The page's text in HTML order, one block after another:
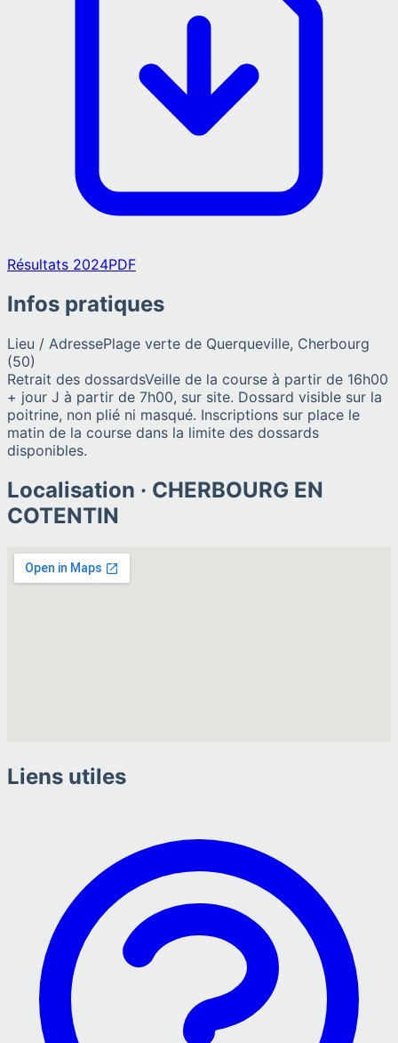
Résultats 2024PDF
Infos pratiques
Lieu / AdressePlage verte de Querqueville, Cherbourg
(50)
Retrait des dossardsVeille de la course à partir de 16h00
+ jour J à partir de 7h00, sur site. Dossard visible sur la
poitrine, non plié ni masqué. Inscriptions sur place le
matin de la course dans la limite des dossards
disponibles.
Localisation · CHERBOURG EN
COTENTIN
Liens utiles